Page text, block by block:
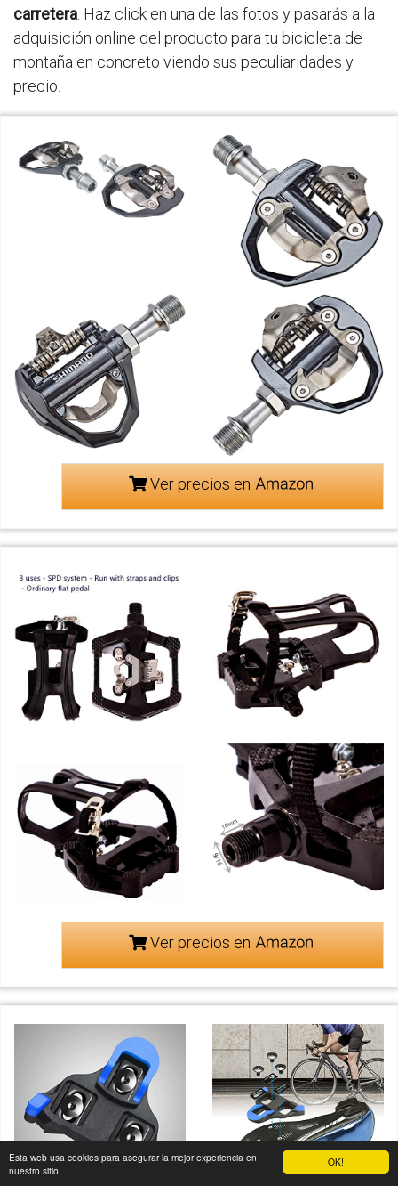
OK!
Esta web usa cookies para asegurar la mejor experiencia en
nuestro sitio.
carretera . Haz click en una de las fotos y pasarás a la
adquisición online del producto para tu bicicleta de
montaña en concreto viendo sus peculiaridades y
precio.
Ver precios en
Ver precios en